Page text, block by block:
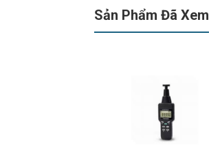
Sản Phẩm Đã Xem